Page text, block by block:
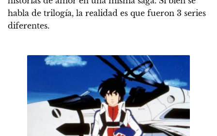
habla de trilogía, la realidad es que fueron 3 series
diferentes.